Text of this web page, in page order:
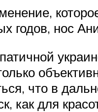
годов, нос
что в
как для